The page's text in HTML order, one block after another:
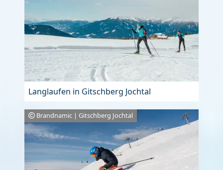
Langlaufen in Gitschberg Jochtal
Brandnamic | Gitschberg Jochtal